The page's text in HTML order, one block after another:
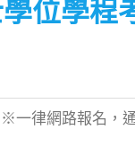
位學程
※一律網路報名，